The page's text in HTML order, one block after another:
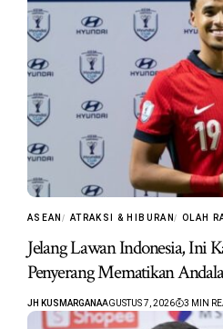
ASEAN ATRAKSI & HIBURAN OLAH
Jelang Lawan Indonesia, Ini
Penyerang Mematikan
JH KUSMARGANAAGUSTUS 7, 2026 3 MIN